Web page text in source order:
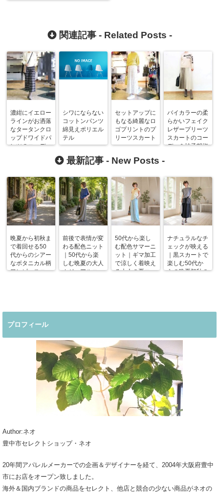
関連記事 - Related Posts -
濃紺にイエロー
ラインがお洒落
なタータンクロ
ップドワイドパ
ンツのコーディ
シワにならない
コットンパンツ
綿見えポリエル
テル
セットアップに
もなる綺麗なロ
ゴプリントのプ
リーツスカート
バイカラーの柔
らかいフェイク
レザープリーツ
スカートのコー
デ ＆柚子胡椒
最新記事 - New Posts -
晩夏から初秋ま
で着回せる50
代からのシアー
なボタニカル柄
ワンピースコー
前後で表情が変
わる配色ニット
｜50代から楽
しむ晩夏の大人
カジュアルコー
50代から楽し
む配色サマーニ
ット｜ギマ加工
で涼しく着映え
る大人の夏コー
ナチュラルなチ
ェックが映える
｜黒スカートで
楽しむ50代か
らの晩夏初秋の
プロフィール
Author:ネオ
豊中市セレクトショップ・ネオ
20年間アパレルメーカーでの企画＆デザイナーを経て、2004年大阪府豊中
市にお店をオープン致しました。
海外＆国内ブランドの商品をセレクト、他店と競合の少ない商品がネオの